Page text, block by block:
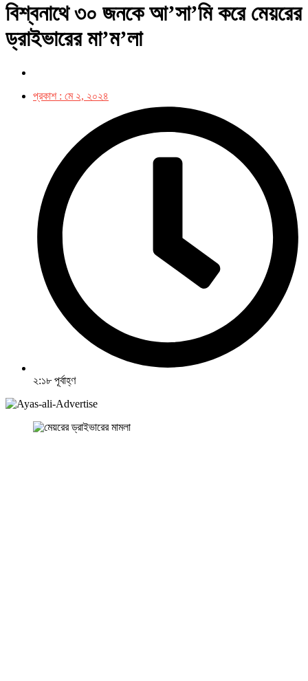
বিশ্বনাথে ৩০ জনকে আ’সা’মি করে মেয়রের
ড্রাইভারের মা’ম’লা
প্রকাশ : মে ২, ২০২৪
২:১৮ পূর্বাহ্ণ